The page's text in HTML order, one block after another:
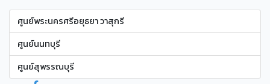
ศูนย์พระนครศรีอยุธยา วาสุกรี
ศูนย์นนทบุรี
ศูนย์สุพรรณบุรี